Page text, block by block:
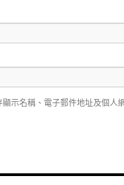
顯示名稱、電子郵件地址及個人